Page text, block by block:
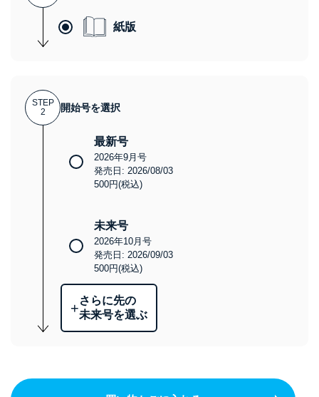
紙版
STEP
2
開始号を選択
最新号
2026年9月号
発売日: 2026/08/03
500円(税込)
未来号
2026年10月号
発売日: 2026/09/03
500円(税込)
+さらに先の
未来号を選ぶ